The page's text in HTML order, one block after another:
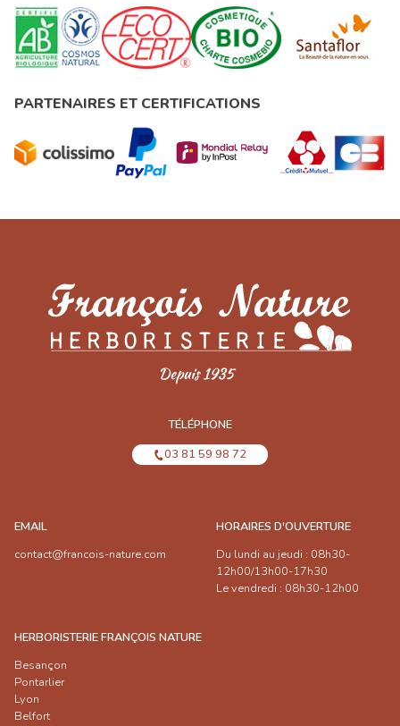
PARTENAIRES ET CERTIFICATIONS
TÉLÉPHONE
03 81 59 98 72
EMAIL
contact@francois-nature.com
HORAIRES D'OUVERTURE
Du lundi au jeudi : 08h30-
12h00/13h00-17h30
Le vendredi : 08h30-12h00
HERBORISTERIE FRANÇOIS NATURE
Besançon
Pontarlier
Lyon
Belfort